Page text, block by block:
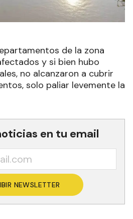
de la zona
y si bien hubo
no alcanzaron a cubrir
solo paliar levemente la
en tu email
NEWSLETTER